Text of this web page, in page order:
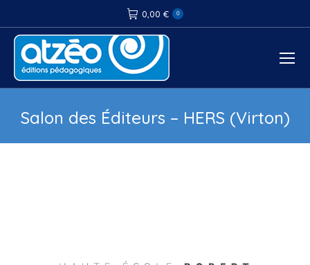
0,00 € 0
Salon des Éditeurs – HERS (Virton)